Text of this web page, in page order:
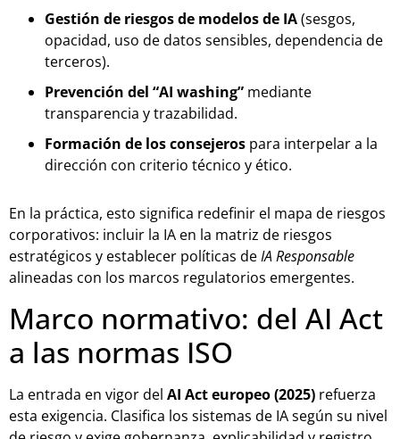
Gestión de riesgos de modelos de IA(sesgos,
opacidad, uso de datos sensibles, dependencia de
terceros).
Prevención del “AI washing” mediante
transparencia y trazabilidad.
Formación de los consejeros para interpelar a la
dirección con criterio técnico y ético.
En la práctica, esto significa redefinir el mapa de riesgos
corporativos: incluir la IA en la matriz de riesgos
estratégicos y establecer políticas deIA Responsable
alineadas con los marcos regulatorios emergentes.
Marco normativo: del AI Act
a las normas ISO
La entrada en vigor del AI Act europeo (2025) refuerza
esta exigencia. Clasifica los sistemas de IA según su nivel